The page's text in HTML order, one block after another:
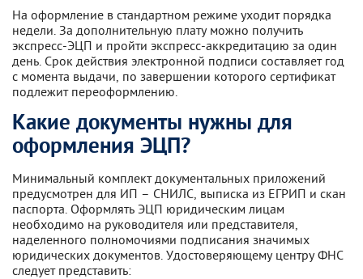
На оформление в стандартном режиме уходит порядка
недели. За дополнительную плату можно получить
экспресс-ЭЦП и пройти экспресс-аккредитацию за один
день. Срок действия электронной подписи составляет год
с момента выдачи, по завершении которого сертификат
подлежит переоформлению.
Какие документы нужны для
оформления ЭЦП?
Минимальный комплект документальных приложений
предусмотрен для ИП – СНИЛС, выписка из ЕГРИП и скан
паспорта. Оформлять ЭЦП юридическим лицам
необходимо на руководителя или представителя,
наделенного полномочиями подписания значимых
юридических документов. Удостоверяющему центру ФНС
следует представить: